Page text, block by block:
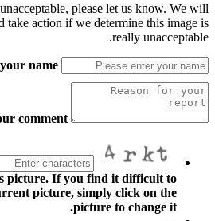
please let us know. We will
take action if we determine this image is
really unacceptable.
name
comment
picture. If you find it difficult to
picture, simply click on the
picture to change it.